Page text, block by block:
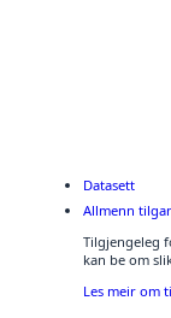
Datasett
Allmenn
Tilgjengeleg
kan be om
Les meir om